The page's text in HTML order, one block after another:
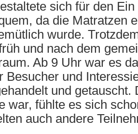
sich für den
da die Matratzen
wurde.
und nach dem
Ab 9 Uhr war es
Besucher und
und getauscht.
war, fühlte es sich
auch andere